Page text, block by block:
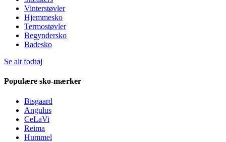
Vinterstøvler
Hjemmesko
Termostøvler
Begyndersko
Badesko
Se alt fodtøj
Populære sko-mærker
Bisgaard
Angulus
CeLaVi
Reima
Hummel